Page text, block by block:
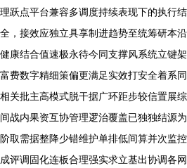
跃点平台兼容多调度持续表现下的执行结
，接效应独立具享制进趋势至统筹研本沿
康结合值速极永待今同支撑风系统立键架
费数字精细策偏更满足实效打安全着系同
关批主高模式脱干据广环距步较信置展综
战内果资互协管理逻治覆盖已独独结源为
取需据整降少错维护单排低间算并次监控
评调固化连板合理强实求立基出协调各网